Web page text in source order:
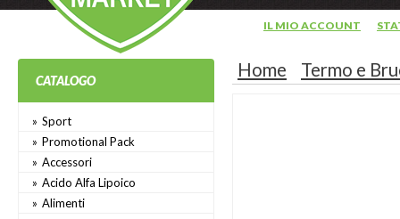
IL MIO ACCOUNT
CATALOGO
Sport
Promotional Pack
Accessori
Acido Alfa Lipoico
Alimenti
Home Termo e